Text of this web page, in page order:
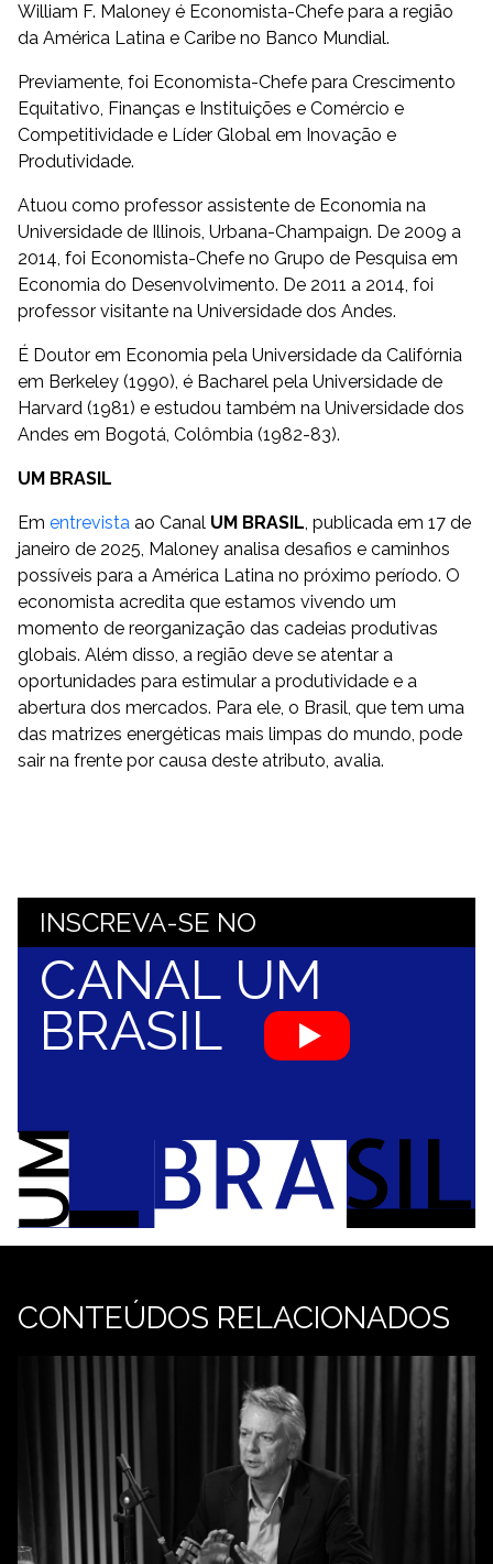
William F. Maloney é Economista-Chefe para a região
da América Latina e Caribe no Banco Mundial.
Previamente, foi Economista-Chefe para Crescimento
Equitativo, Finanças e Instituições e Comércio e
Competitividade e Líder Global em Inovação e
Produtividade.
Atuou como professor assistente de Economia na
Universidade de Illinois, Urbana-Champaign. De 2009 a
2014, foi Economista-Chefe no Grupo de Pesquisa em
Economia do Desenvolvimento. De 2011 a 2014, foi
professor visitante na Universidade dos Andes.
É Doutor em Economia pela Universidade da Califórnia
em Berkeley (1990), é Bacharel pela Universidade de
Harvard (1981) e estudou também na Universidade dos
Andes em Bogotá, Colômbia (1982-83).
UM BRASIL
Em entrevista ao Canal UM BRASIL, publicada em 17 de
janeiro de 2025, Maloney analisa desafios e caminhos
possíveis para a América Latina no próximo período. O
economista acredita que estamos vivendo um
momento de reorganização das cadeias produtivas
globais. Além disso, a região deve se atentar a
oportunidades para estimular a produtividade e a
abertura dos mercados. Para ele, o Brasil, que tem uma
das matrizes energéticas mais limpas do mundo, pode
sair na frente por causa deste atributo, avalia.
INSCREVA-SE NO
CANAL UM
BRASIL
CONTEÚDOS RELACIONADOS